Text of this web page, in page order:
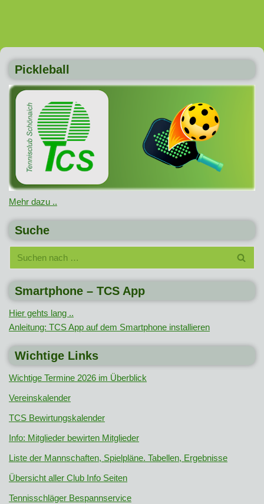
Pickleball
Mehr dazu ..
Suche
Smartphone – TCS App
Hier gehts lang ..
Anleitung: TCS App auf dem Smartphone installieren
Wichtige Links
Wichtige Termine 2026 im Überblick
Vereinskalender
TCS Bewirtungskalender
Info: Mitglieder bewirten Mitglieder
Liste der Mannschaften, Spielpläne. Tabellen, Ergebnisse
Übersicht aller Club Info Seiten
Tennisschläger Bespannservice